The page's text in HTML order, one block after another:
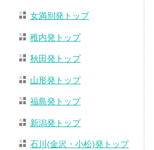
女満別発トップ
稚内発トップ
秋田発トップ
山形発トップ
福島発トップ
新潟発トップ
石川(金沢・小松)発トップ